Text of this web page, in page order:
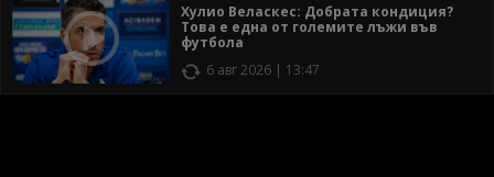
Хулио Веласкес: Добрата кондиция?
Това е една от големите лъжи във
футбола
6 авг 2026 | 13:47